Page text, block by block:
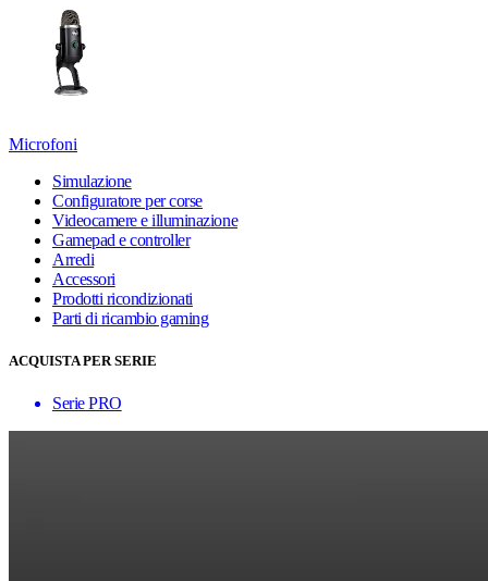
Microfoni
Simulazione
Configuratore per corse
Videocamere e illuminazione
Gamepad e controller
Arredi
Accessori
Prodotti ricondizionati
Parti di ricambio gaming
ACQUISTA PER SERIE
Serie PRO